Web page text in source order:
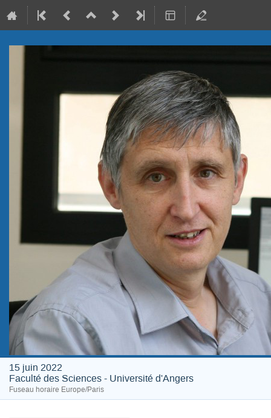
15 juin 2022
Faculté des Sciences - Université d'Angers
Fuseau horaire Europe/Paris